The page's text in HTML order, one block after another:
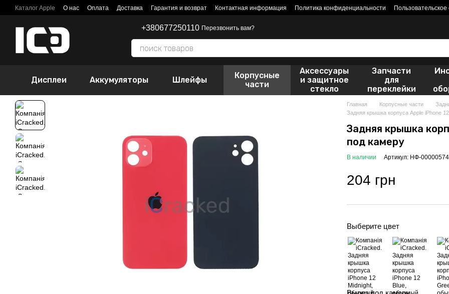
Перейти к основному контенту
Каталог Apple О нас Оплата Доставка Гарантия и возврат Контактная информация Политика конфиденциальности
+380677250110 Перезвонить вам?
Дисплеи Аккумуляторы Шлейфы
Корпусные
части
Аксессуары
и защитное
стекло
Запчасти
для
переклейки
Главная Корпусные части
Задняя крышка корпуса Apple iPhone
Задняя крышка
под камеру
В наличии Артикул: НФ-00000574
204 грн
Выберите цвет